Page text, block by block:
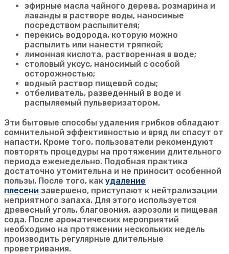
эфирные масла чайного дерева, розмарина и
лаванды в растворе воды, наносимые
посредством распылителя;
перекись водорода, которую можно
распылить или нанести тряпкой;
лимонная кислота, растворенная в воде;
столовый уксус, наносимый с особой
осторожностью;
водный раствор пищевой соды;
отбеливатель, разведенный в воде и
распыляемый пульверизатором.
Эти бытовые способы удаления грибков обладают
сомнительной эффективностью и вряд ли спасут от
напасти. Кроме того, пользователи рекомендуют
повторять процедуры на протяжении длительного
периода еженедельно. Подобная практика
достаточно утомительна и не приносит особенной
пользы. После того, как удаление
плесени завершено, приступают к нейтрализации
неприятного запаха. Для этого используется
древесный уголь, благовония, аэрозоли и пищевая
сода. После ароматических мероприятий
необходимо на протяжении нескольких недель
производить регулярные длительные
проветривания.